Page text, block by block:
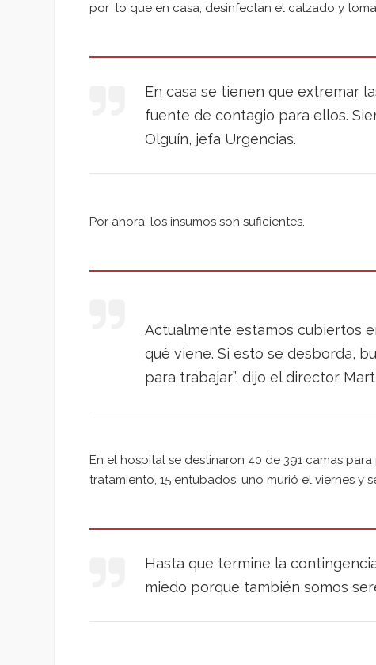
por lo que en casa, desinfectan el calzado y
En casa se tienen que extremar
fuente de contagio para ellos.
Olguín, jefa Urgencias.
Por ahora, los insumos son suficientes.
Actualmente estamos cubiertos
qué viene. Si esto se desborda,
para trabajar”, dijo el director
En el hospital se destinaron 40 de 391 camas
tratamiento, 15 entubados, uno murió el viernes y
Hasta que termine la
miedo porque también somos